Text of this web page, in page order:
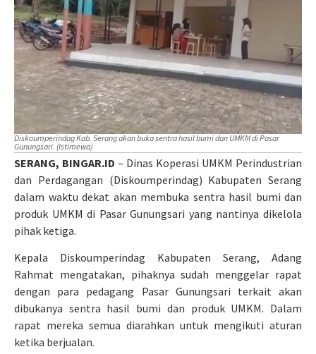
Diskoumperindag Kab. Serang akan buka sentra hasil bumi dan UMKM di Pasar
Gunungsari. (Istimewa)
SERANG, BINGAR.ID – Dinas Koperasi UMKM Perindustrian
dan Perdagangan (Diskoumperindag) Kabupaten Serang
dalam waktu dekat akan membuka sentra hasil bumi dan
produk UMKM di Pasar Gunungsari yang nantinya dikelola
pihak ketiga.
Kepala Diskoumperindag Kabupaten Serang, Adang
Rahmat mengatakan, pihaknya sudah menggelar rapat
dengan para pedagang Pasar Gunungsari terkait akan
dibukanya sentra hasil bumi dan produk UMKM. Dalam
rapat mereka semua diarahkan untuk mengikuti aturan
ketika berjualan.